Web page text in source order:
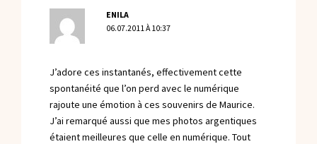
ENILA
06.07.2011 À 10:37
J’adore ces instantanés, effectivement cette
spontanéité que l’on perd avec le numérique
rajoute une émotion à ces souvenirs de Maurice.
J’ai remarqué aussi que mes photos argentiques
étaient meilleures que celle en numérique. Tout